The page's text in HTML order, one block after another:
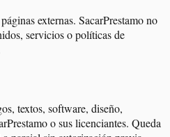
externas. SacarPrestamo no
servicios o políticas de
textos, software, diseño,
o sus licenciantes. Queda